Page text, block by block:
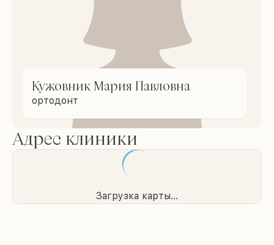
Кужовник Мария Павловна
ортодонт
Адрес клиники
Загрузка карты...